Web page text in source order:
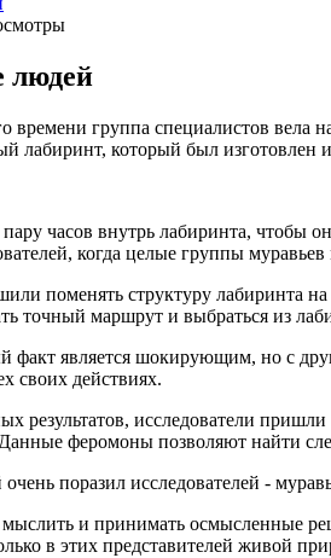
людей
времени группа специалистов вела
лабиринт, который был изготовлен
часов внутрь лабиринта, чтобы
когда целые группы
поменять структуру лабиринта
точный маршрут и выбраться из
является шокирующим, но с
своих действиях.
результатов, исследователи
феромоны позволяют найти
поразил исследователей -
и принимать осмысленные
в этих представителей живой